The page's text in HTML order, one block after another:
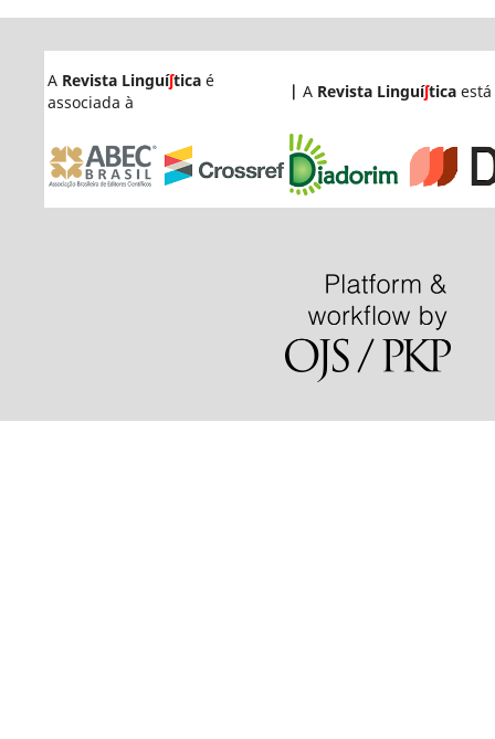
A Revista Linguíʃticaé
associada à
| A Revista Linguíʃticaestá